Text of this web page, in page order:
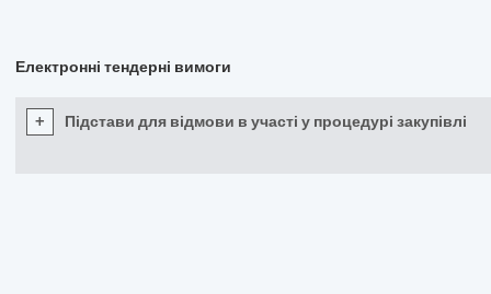
Електронні тендерні вимоги
+ Підстави для відмови в участі у процедурі закупівлі